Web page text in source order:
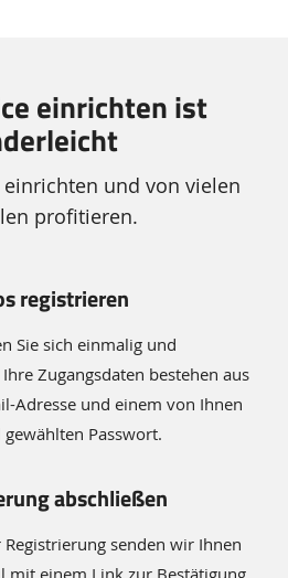
einrichten ist
und von vielen
profitieren.
registrieren
Sie sich einmalig und
Zugangsdaten bestehen aus
Adresse und einem von Ihnen
Passwort.
abschließen
Registrierung senden wir Ihnen
mit einem Link zur Bestätigung